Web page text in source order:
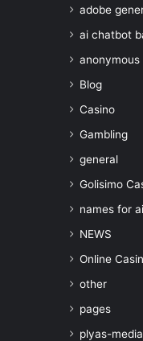
adobe
ai chatbot
anonymous
Blog
Casino
Gambling
general
Golisimo
names for
NEWS
Online
other
pages
plyas-